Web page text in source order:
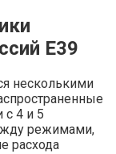
E39
несколькими
с 4 и 5
режимами,
расхода